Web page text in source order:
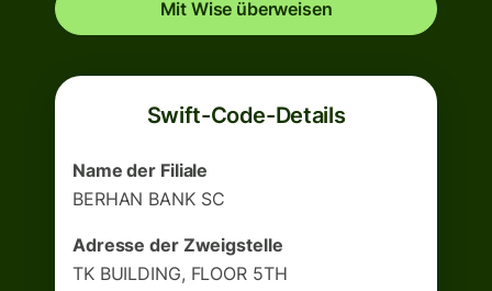
Mit Wise überweisen
Swift-Code-Details
Name der Filiale
BERHAN BANK SC
Adresse der Zweigstelle
TK BUILDING, FLOOR 5TH